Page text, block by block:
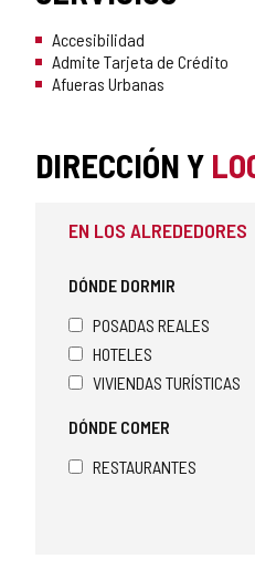
Accesibilidad
Admite Tarjeta de Crédito
Afueras Urbanas
DIRECCIÓN Y
EN LOS ALREDEDORES
DÓNDE DORMIR
POSADAS REALES
HOTELES
VIVIENDAS TURÍSTICAS
DÓNDE COMER
RESTAURANTES